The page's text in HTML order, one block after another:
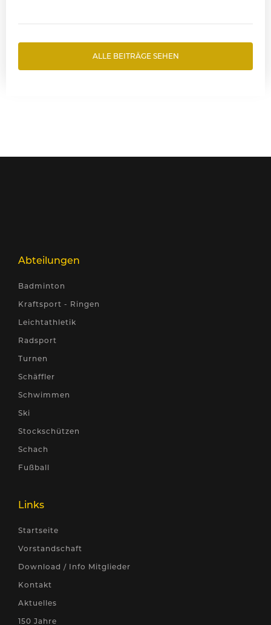
ALLE BEITRÄGE SEHEN
Abteilungen
Badminton
Kraftsport - Ringen
Leichtathletik
Radsport
Turnen
Schäffler
Schwimmen
Ski
Stockschützen
Schach
Fußball
Links
Startseite
Vorstandschaft
Download / Info Mitglieder
Kontakt
Aktuelles
150 Jahre